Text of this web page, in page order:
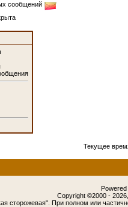
сообщений
Текущее
Copyright ©2000 -
сторожевая". При полном или